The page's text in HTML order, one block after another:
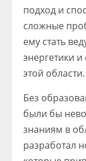
подход и
сложные
ему стать
энергетики
этой области.
Без
были бы
знаниям в
разработал